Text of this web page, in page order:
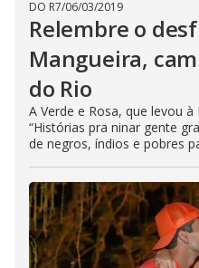
DO R7/06/03/2019
Relembre o
Mangueira,
do Rio
A Verde e Rosa, que levou
“Histórias pra ninar gente
de negros, índios e pobres